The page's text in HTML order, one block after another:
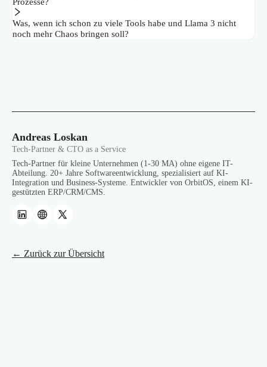
Prozesse?
Was, wenn ich schon zu viele Tools habe und Llama 3 nicht
noch mehr Chaos bringen soll?
Andreas Loskan
Tech-Partner & CTO as a Service
Tech-Partner für kleine Unternehmen (1-30 MA) ohne eigene IT-
Abteilung. 20+ Jahre Softwareentwicklung, spezialisiert auf KI-
Integration und Business-Systeme. Entwickler von OrbitOS, einem KI-
gestützten ERP/CRM/CMS.
← Zurück zur Übersicht